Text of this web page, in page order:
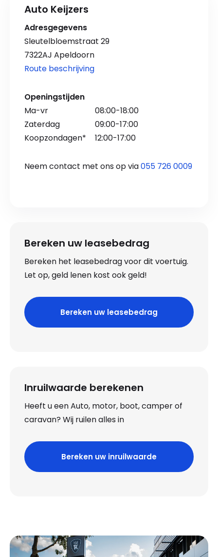
Auto Keijzers
Adresgegevens
Sleutelbloemstraat 29
7322AJ Apeldoorn
Route beschrijving
Openingstijden
Ma-vr
08:00-18:00
Zaterdag
09:00-17:00
Koopzondagen*
12:00-17:00
Neem contact met ons op via055 726 0009
Bereken uw leasebedrag
Bereken het leasebedrag voor dit voertuig.
Let op, geld lenen kost ook geld!
Bereken uw leasebedrag
Inruilwaarde berekenen
Heeft u een Auto, motor, boot, camper of
caravan? Wij ruilen alles in
Bereken uw inruilwaarde